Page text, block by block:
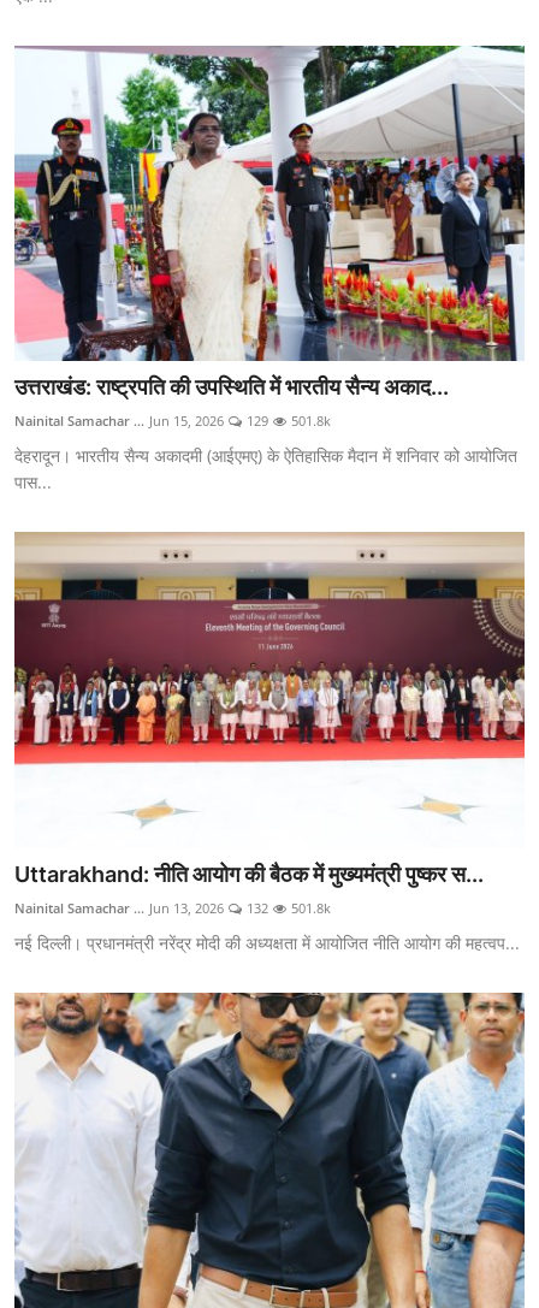
उत्तराखंड: राष्ट्रपति की उपस्थिति में भारतीय सैन्य अकाद...
Nainital Samachar ... Jun 15, 2026 129 501.8k
देहरादून। भारतीय सैन्य अकादमी (आईएमए) के ऐतिहासिक मैदान में शनिवार को आयोजित
पास...
Uttarakhand: नीति आयोग की बैठक में मुख्यमंत्री पुष्कर स...
Nainital Samachar ... Jun 13, 2026 132 501.8k
नई दिल्ली। प्रधानमंत्री नरेंद्र मोदी की अध्यक्षता में आयोजित नीति आयोग की महत्वप...